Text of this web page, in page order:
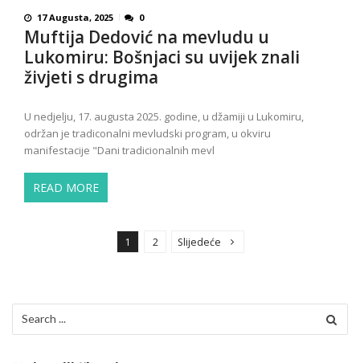
17 Augusta, 2025 0
Muftija Dedović na mevludu u
Lukomiru: Bošnjaci su uvijek znali
živjeti s drugima
U nedjelju, 17. augusta 2025. godine, u džamiji u Lukomiru,
održan je tradiconalni mevludski program, u okviru
manifestacije "Dani tradicionalnih mevl
READ MORE
s
p
1 2 Slijedeće
for: